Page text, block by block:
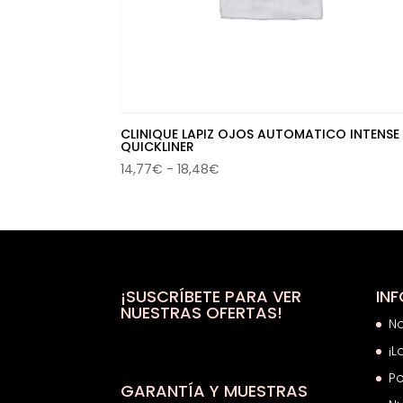
CLINIQUE LAPIZ OJOS AUTOMATICO INTENSE
QUICKLINER
14,77€ - 18,48€
desde
18,48€
¡SUSCRÍBETE PARA VER
NUESTRAS OFERTAS!
GARANTÍA Y MUESTRAS